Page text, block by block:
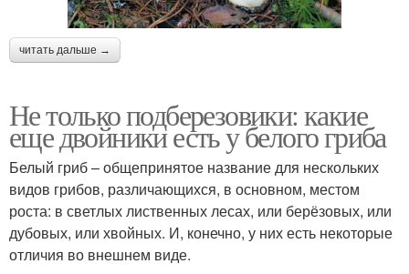
читать дальше →
Не только подберезовики: какие
еще двойники есть у белого гриба
Белый гриб – общепринятое название для нескольких
видов грибов, различающихся, в основном, местом
роста: в светлых лиственных лесах, или берёзовых, или
дубовых, или хвойных. И, конечно, у них есть некоторые
отличия во внешнем виде.